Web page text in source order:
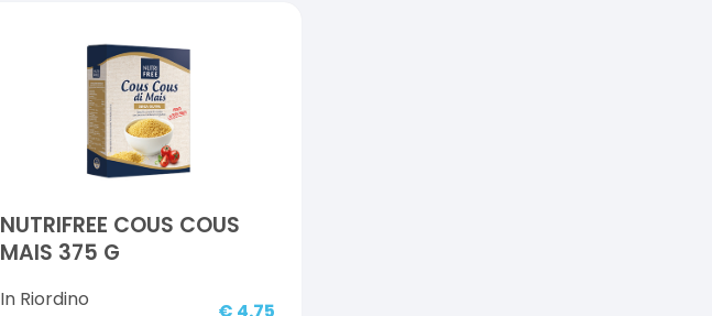
NUTRIFREE COUS COUS
MAIS 375 G
In Riordino